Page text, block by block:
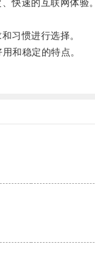
快速的互联网体验。
习惯进行选择。
和稳定的特点。